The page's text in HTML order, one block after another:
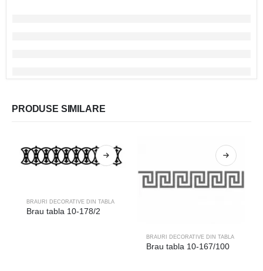
PRODUSE SIMILARE
BRAURI DECORATIVE DIN TABLA
Brau tabla 10-178/2
BRAURI DECORATIVE DIN TABLA
Brau tabla 10-167/100